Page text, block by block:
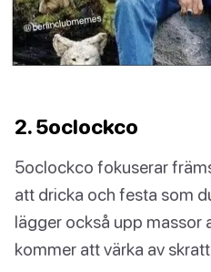
2. 5oclockco
5oclockco fokuserar
att dricka och festa som
lägger också upp massor
kommer att värka av